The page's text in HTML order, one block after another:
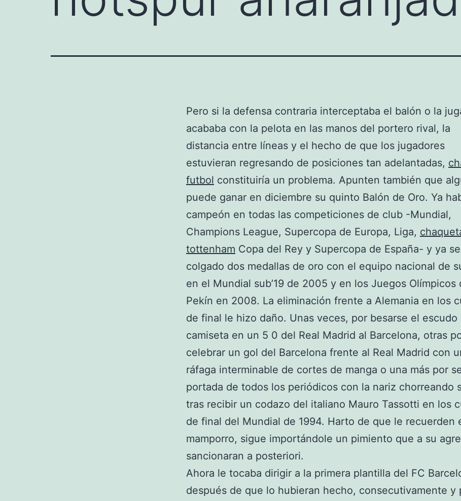
Pero si la defensa contraria interceptaba el balón o la
acababa con la pelota en las manos del portero rival, la
distancia entre líneas y el hecho de que los jugadores
estuvieran regresando de posiciones tan adelantadas,
futbol constituiría un problema. Apunten también que
puede ganar en diciembre su quinto Balón de Oro. Ya
campeón en todas las competiciones de club -Mundial,
Champions League, Supercopa de Europa, Liga,
tottenham Copa del Rey y Supercopa de España- y ya
colgado dos medallas de oro con el equipo nacional de
en el Mundial sub’19 de 2005 y en los Juegos Olímpicos
Pekín en 2008. La eliminación frente a Alemania en los
de final le hizo daño. Unas veces, por besarse el escudo
camiseta en un 5 0 del Real Madrid al Barcelona, otras
celebrar un gol del Barcelona frente al Real Madrid con
ráfaga interminable de cortes de manga o una más por
portada de todos los periódicos con la nariz chorreando
tras recibir un codazo del italiano Mauro Tassotti en los
de final del Mundial de 1994. Harto de que le recuerden
mamporro, sigue importándole un pimiento que a su
sancionaran a posteriori.
Ahora le tocaba dirigir a la primera plantilla del FC
después de que lo hubieran hecho, consecutivamente y